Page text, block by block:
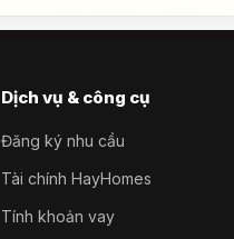
Dịch vụ & công cụ
Đăng ký nhu cầu
Tài chính HayHomes
Tính khoản vay